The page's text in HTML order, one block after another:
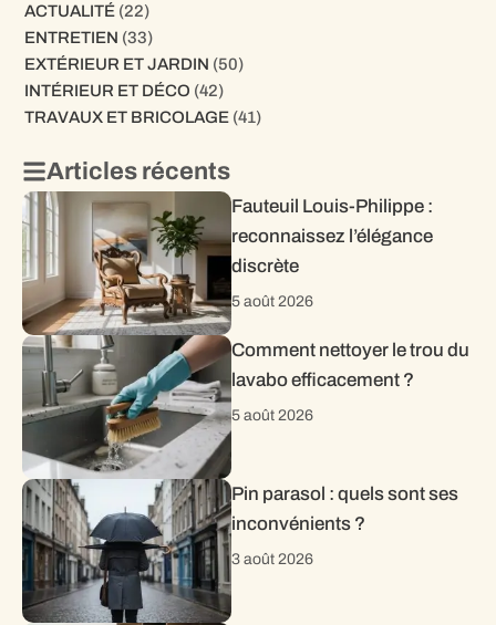
ACTUALITÉ(22)
ENTRETIEN (33)
EXTÉRIEUR ET JARDIN (50)
INTÉRIEUR ET DÉCO (42)
TRAVAUX ET BRICOLAGE(41)
Articles récents
Fauteuil Louis-Philippe :
reconnaissez l’élégance
discrète
5 août 2026
Comment nettoyer le trou du
lavabo efficacement ?
5 août 2026
Pin parasol : quels sont ses
inconvénients ?
3 août 2026